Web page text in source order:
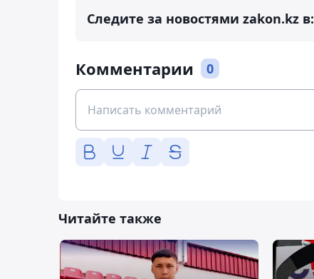
Следите за новостями zakon.kz в:
Комментарии 0
Читайте также